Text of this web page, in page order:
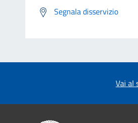
Segnala disservizio
Vai al